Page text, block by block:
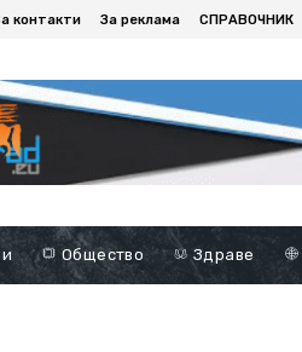
контакти За реклама СПРАВОЧНИК
Общество Здраве